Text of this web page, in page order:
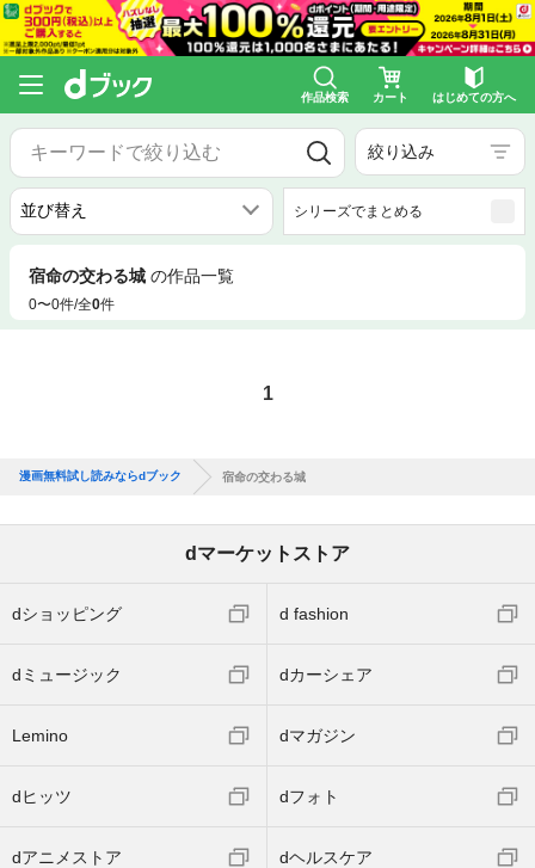
作品検索 カート はじめての方へ
絞り込み
シリーズでまとめる
宿命の交わる城 の作品一覧
0〜0件/全0件
1
漫画無料試し読みならdブック 宿命の交わる城
dマーケットストア
dショッピング d fashion
dミュージック dカーシェア
Lemino dマガジン
dヒッツ dフォト
dアニメストア dヘルスケア